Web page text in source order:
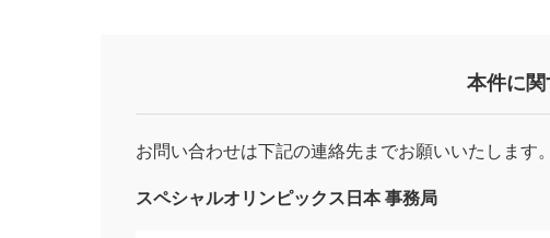
本件に関
お問い合わせは下記の連絡先までお願いいたします。
スペシャルオリンピックス日本 事務局